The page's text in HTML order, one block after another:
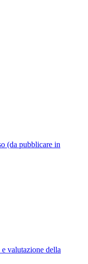
(da pubblicare in
valutazione della